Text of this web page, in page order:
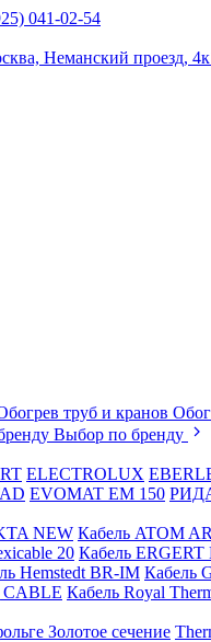
041-02-54
Неманский проезд,
Выбор по бренду
ELECTROLUX
EVOMAT EM 150
NEW Кабель ATOM
20 Кабель ERGERT
Hemstedt BR-IM Кабель
CABLE Кабель Royal
Золотое сечение